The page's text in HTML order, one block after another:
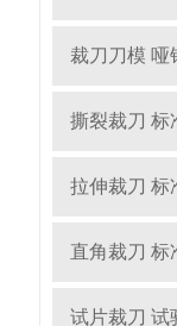
裁刀刀模 哑
撕裂裁刀 标
拉伸裁刀 标
直角裁刀 标
试片裁刀 试